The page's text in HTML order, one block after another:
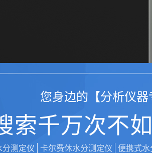
您身边的【分析仪器
索千万次不
分测定仪 卡尔费休水分测定仪 便携式水